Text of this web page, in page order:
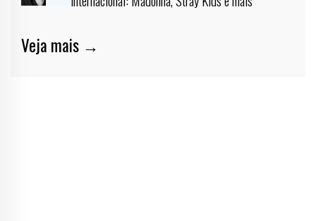
Veja mais →